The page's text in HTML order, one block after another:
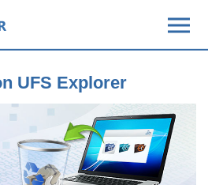
UFS Explorer